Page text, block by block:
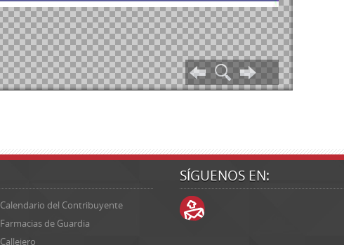
Calendario del Contribuyente
Farmacias de Guardia
Callejero
SÍGUENOS EN: